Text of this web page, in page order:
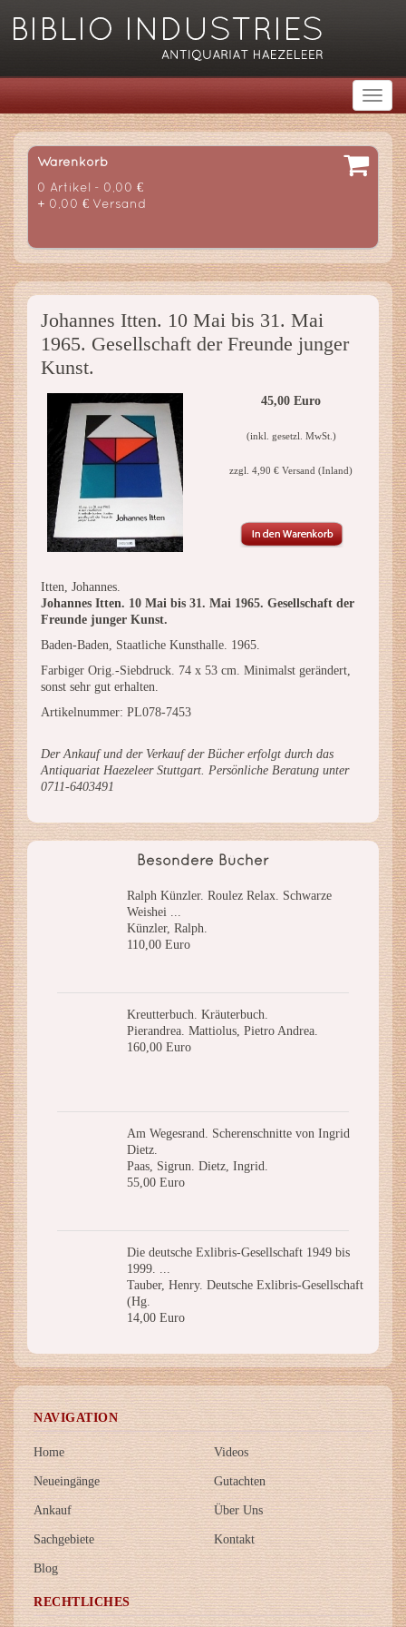
Warenkorb
0 Artikel - 0,00 €
+ 0,00 € Versand
Johannes Itten. 10 Mai bis 31. Mai
1965. Gesellschaft der Freunde junger
Kunst.
45,00 Euro
(inkl. gesetzl. MwSt.)
zzgl. 4,90 € Versand (Inland)
Itten, Johannes.
Johannes Itten. 10 Mai bis 31. Mai 1965. Gesellschaft der
Freunde junger Kunst.
Baden-Baden, Staatliche Kunsthalle. 1965.
Farbiger Orig.-Siebdruck. 74 x 53 cm. Minimalst gerändert,
sonst sehr gut erhalten.
Artikelnummer: PL078-7453
Der Ankauf und der Verkauf der Bücher erfolgt durch das
Antiquariat Haezeleer Stuttgart. Persönliche Beratung unter
0711-6403491
Besondere Bücher
Ralph Künzler. Roulez Relax. Schwarze
Weishei ...
Künzler, Ralph.
110,00 Euro
Kreutterbuch. Kräuterbuch.
Pierandrea. Mattiolus, Pietro Andrea.
160,00 Euro
Am Wegesrand. Scherenschnitte von Ingrid
Dietz.
Paas, Sigrun. Dietz, Ingrid.
55,00 Euro
Die deutsche Exlibris-Gesellschaft 1949 bis
1999. ...
Tauber, Henry. Deutsche Exlibris-Gesellschaft
(Hg.
14,00 Euro
NAVIGATION
Home
Neueingänge
Ankauf
Sachgebiete
Blog
Videos
Gutachten
Über Uns
Kontakt
RECHTLICHES